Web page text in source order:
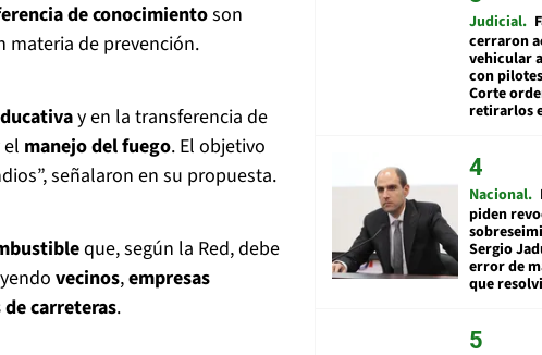
de conocimientoson
materia de prevención.
y en la transferencia de
el manejo del fuego. El objetivo
señalaron en su propuesta.
que, según la Red, debe
vecinos,empresas
carreteras.
Judicial
cerraron
vehicular
con
Corte
retirarlos
Nacional
piden
Sergio
error de
que